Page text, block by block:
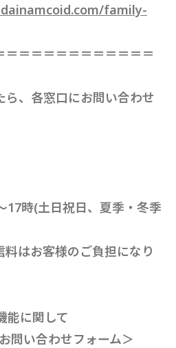
family-
＝＝＝＝＝＝＝＝＝＝＝＝
、各窓口にお問い合わせ
17時(土日祝日、夏季・冬季
はお客様のご負担になり
に関して
問い合わせフォーム＞